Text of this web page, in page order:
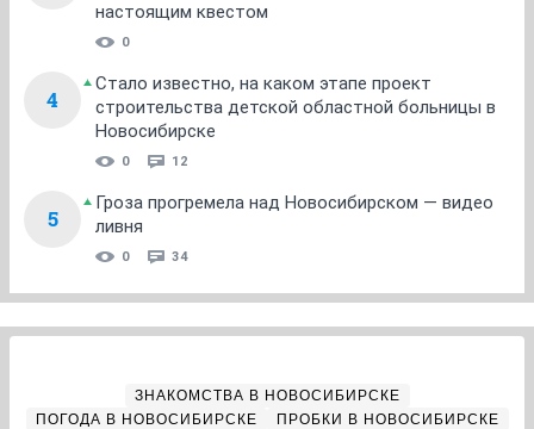
настоящим квестом
0
4
Стало известно, на каком этапе проект
строительства детской областной больницы в
Новосибирске
0 12
5
Гроза прогремела над Новосибирском — видео
ливня
0 34
ЗНАКОМСТВА В НОВОСИБИРСКЕ
ПОГОДА В НОВОСИБИРСКЕ
ПРОБКИ В НОВОСИБИРСКЕ